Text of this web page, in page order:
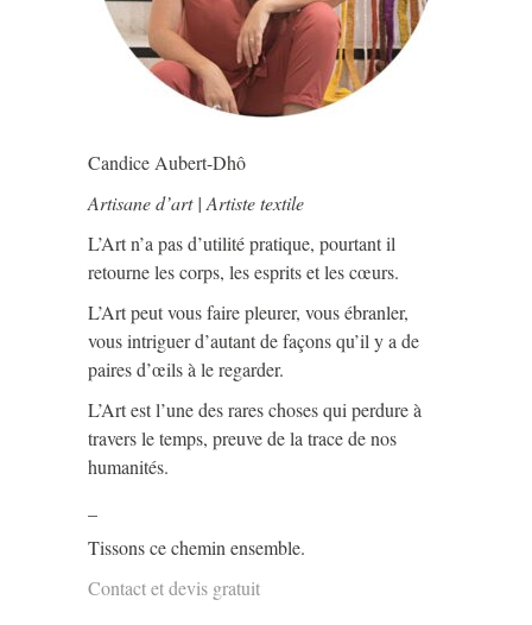
Candice Aubert-Dhô
Artisane d’art | Artiste textile
L’Art n’a pas d’utilité pratique, pourtant il
retourne les corps, les esprits et les cœurs.
L’Art peut vous faire pleurer, vous ébranler,
vous intriguer d’autant de façons qu’il y a de
paires d’œils à le regarder.
L’Art est l’une des rares choses qui perdure à
travers le temps, preuve de la trace de nos
humanités.
Tissons ce chemin ensemble.
Contact et devis gratuit